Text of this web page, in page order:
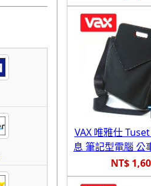
VAX 唯雅仕
息 筆記型電腦 公
NT$